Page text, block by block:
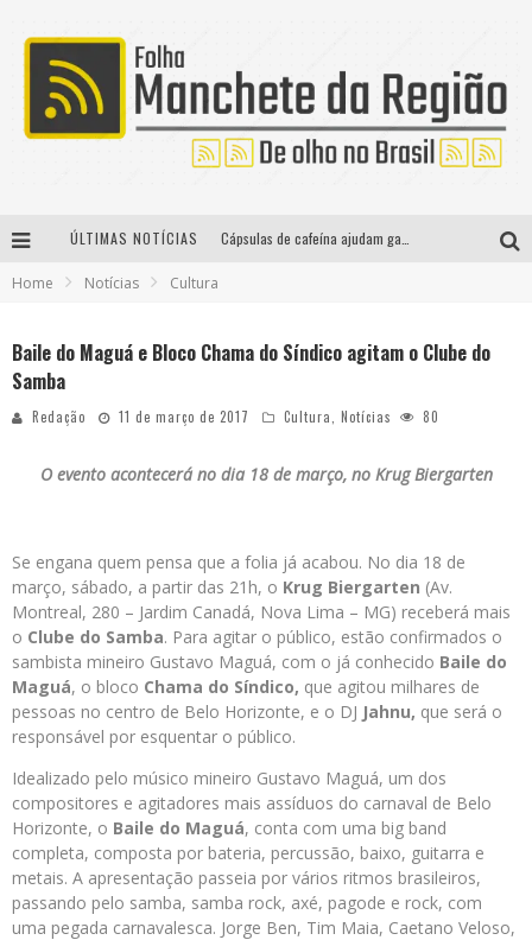
ÚLTIMAS NOTÍCIAS
Home Notícias Cultura
Baile do Maguá e Bloco Chama do Síndico agitam o Clube do
Samba
Redação 11 de março de 2017 Cultura Notícias 80
O evento acontecerá no dia 18 de março, no Krug Biergarten
Se engana quem pensa que a folia já acabou. No dia 18 de
março, sábado, a partir das 21h, o Krug Biergarten (Av.
Montreal, 280 – Jardim Canadá, Nova Lima – MG) receberá mais
o Clube do Samba. Para agitar o público, estão confirmados o
sambista mineiro Gustavo Maguá, com o já conhecido Baile do
Maguá, o bloco Chama do Síndico, que agitou milhares de
pessoas no centro de Belo Horizonte, e o DJ Jahnu, que será o
responsável por esquentar o público.
Idealizado pelo músico mineiro Gustavo Maguá, um dos
compositores e agitadores mais assíduos do carnaval de Belo
Horizonte, o Baile do Maguá, conta com uma big band
completa, composta por bateria, percussão, baixo, guitarra e
metais. A apresentação passeia por vários ritmos brasileiros,
passando pelo samba, samba rock, axé, pagode e rock, com
uma pegada carnavalesca. Jorge Ben, Tim Maia, Caetano Veloso,